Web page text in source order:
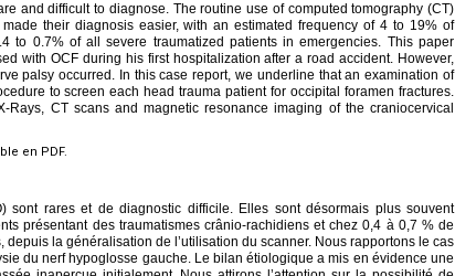
and difficult to diagnose. The routine use of computed tomography (CT)
their diagnosis easier, with an estimated frequency of 4 to 19% of
to 0.7% of all severe traumatized patients in emergencies. This paper
with OCF during his first hospitalization after a road accident. However,
palsy occurred. In this case report, we underline that an examination of
to screen each head trauma patient for occipital foramen fractures.
CT scans and magnetic resonance imaging of the craniocervical
en PDF.
sont rares et de diagnostic difficile. Elles sont désormais plus souvent
présentant des traumatismes crânio-rachidiens et chez 0,4 à 0,7 % de
la généralisation de l’utilisation du scanner. Nous rapportons le cas
du nerf hypoglosse gauche. Le bilan étiologique a mis en évidence une